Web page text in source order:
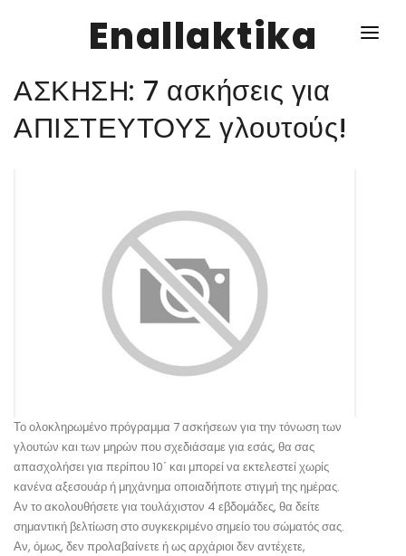
Enallaktika
NEWS
ΕΝΑΛΛΑΚΤΙΚΑ
ΑΣΚΗΣΗ: 7 ασκήσεις για
ΑΠΙΣΤΕΥΤΟΥΣ γλουτούς!
Το ολοκληρωμένο πρόγραμμα 7 ασκήσεων για την τόνωση των
γλουτών και των μηρών που σχε­διάσαμε για εσάς, θα σας
απασχολήσει για περίπου 10΄ και μπορεί να εκτελεστεί χωρίς
κανένα αξεσουάρ ή μηχάνημα οποιαδήποτε στιγμή της ημέρας.
Αν το ακολουθήσετε για τουλάχιστον 4 εβδομάδες, θα δείτε
σημαντική βελτίωση στο συγκεκριμένο σημείο του σώματός σας.
Αν, όμως, δεν προλαβαίνετε ή ως αρχάριοι δεν αντέχετε,